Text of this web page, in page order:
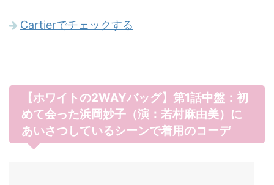
Cartierでチェックする
【ホワイトの2WAYバッグ】第1話中盤：初
めて会った浜岡妙子（演：若村麻由美）に
あいさつしているシーンで着用のコーデ